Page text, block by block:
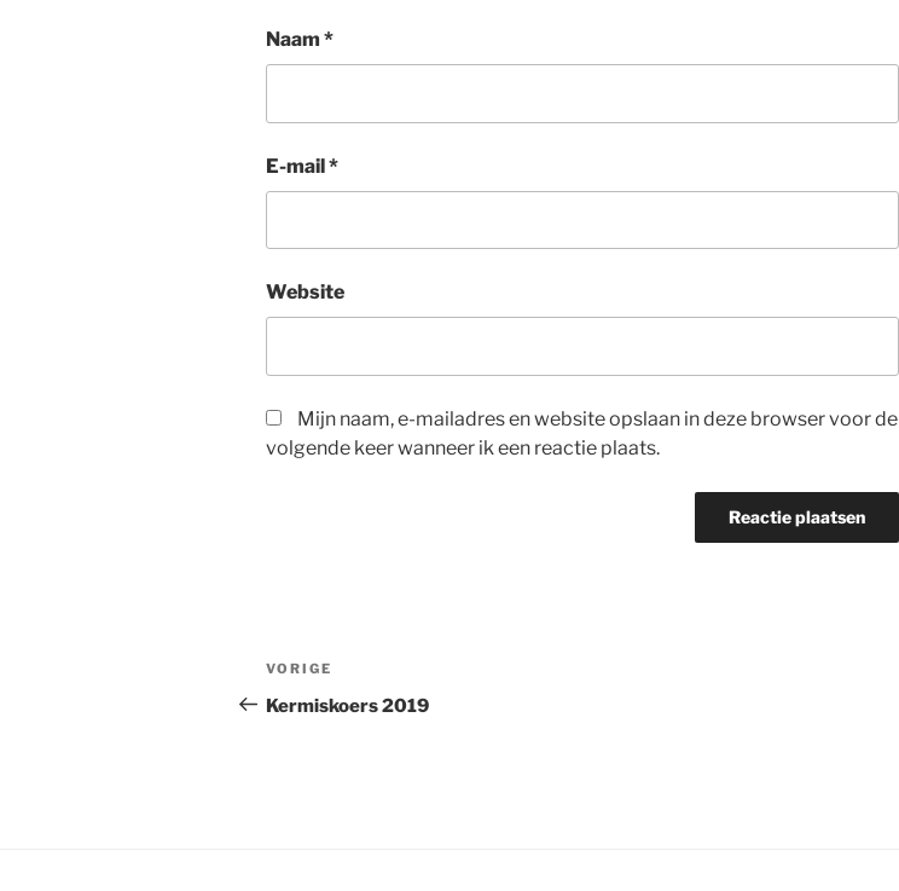
Naam *
E-mail*
Website
Mijn naam, e-mailadres en website opslaan in deze browser voor de
volgende keer wanneer ik een reactie plaats.
Berichtnavigatie
Vorig
bericht
VORIGE
Kermiskoers 2019